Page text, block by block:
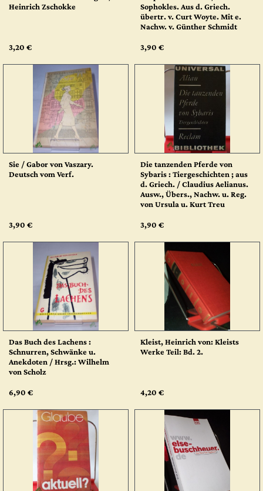
Heinrich Zschokke
3,20 €
Sophokles. Aus d. Griech.
übertr. v. Curt Woyte. Mit e.
Nachw. v. Günther Schmidt
3,90 €
Sie / Gabor von Vaszary.
Deutsch vom Verf.
3,90 €
Die tanzenden Pferde von
Sybaris : Tiergeschichten ; aus
d. Griech. / Claudius Aelianus.
Ausw., Übers., Nachw. u. Reg.
von Ursula u. Kurt Treu
3,90 €
Das Buch des Lachens :
Schnurren, Schwänke u.
Anekdoten / Hrsg.: Wilhelm
von Scholz
6,90 €
Kleist, Heinrich von: Kleists
Werke Teil: Bd. 2.
4,20 €